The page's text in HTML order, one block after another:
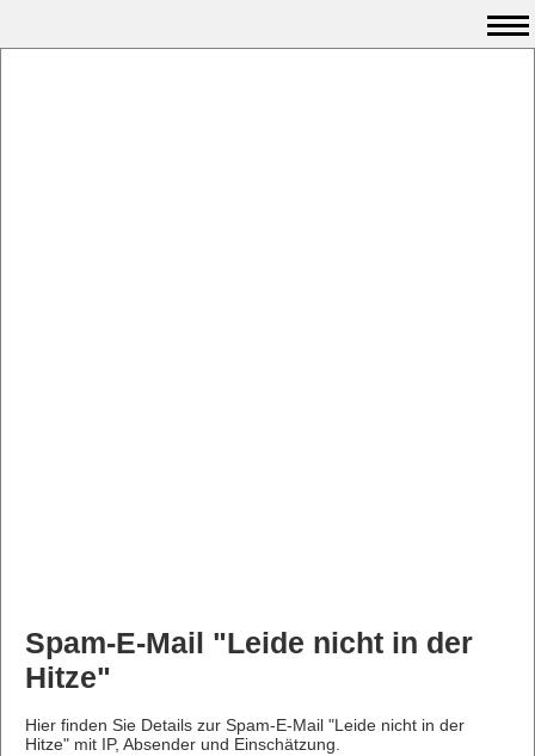
Spam-E-Mail "Leide nicht in der
Hitze"
Hier finden Sie Details zur Spam-E-Mail "Leide nicht in der
Hitze" mit IP, Absender und Einschätzung.